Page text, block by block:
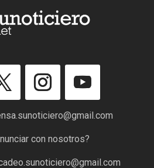
con nosotros?